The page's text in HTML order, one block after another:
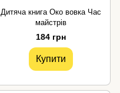
Дитяча книга Око вовка Час
майстрів
184 грн
Купити